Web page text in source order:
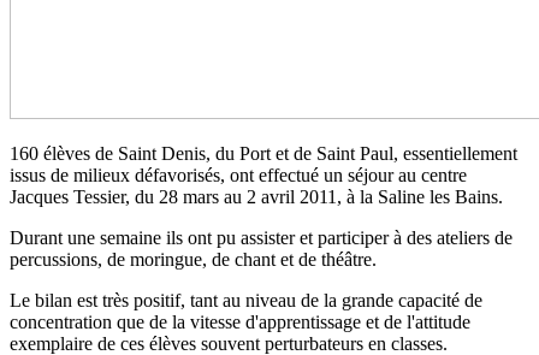
160 élèves de Saint Denis, du Port et de Saint Paul, essentiellement
issus de milieux défavorisés, ont effectué un séjour au centre
Jacques Tessier, du 28 mars au 2 avril 2011, à la Saline les Bains.
Durant une semaine ils ont pu assister et participer à des ateliers de
percussions, de moringue, de chant et de théâtre.
Le bilan est très positif, tant au niveau de la grande capacité de
concentration que de la vitesse d'apprentissage et de l'attitude
exemplaire de ces élèves souvent perturbateurs en classes.